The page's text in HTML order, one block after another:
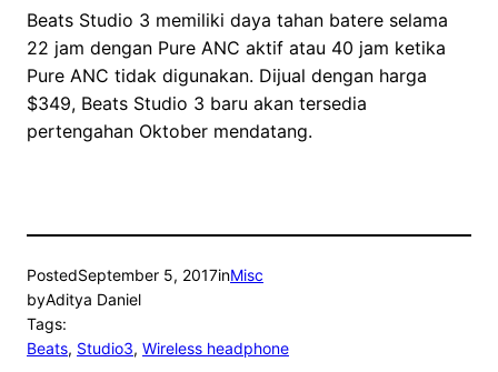
Beats Studio 3 memiliki daya tahan batere selama
22 jam dengan Pure ANC aktif atau 40 jam ketika
Pure ANC tidak digunakan. Dijual dengan harga
$349, Beats Studio 3 baru akan tersedia
pertengahan Oktober mendatang.
PostedSeptember 5, 2017inMisc
byAditya Daniel
Tags:
Beats, Studio3, Wireless headphone